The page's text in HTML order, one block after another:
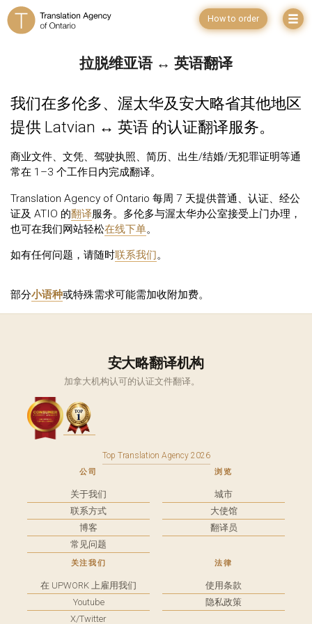
How to order
拉脱维亚语 ↔ 英语翻译
我们在多伦多、渥太华及安大略省其他地区
提供 Latvian ↔ 英语 的认证翻译服务。
商业文件、文凭、驾驶执照、简历、出生/结婚/无犯罪证明等通
常在 1–3 个工作日内完成翻译。
Translation Agency of Ontario 每周 7 天提供普通、认证、经公
证及 ATIO 的翻译服务。多伦多与渥太华办公室接受上门办理，
也可在我们网站轻松在线下单。
如有任何问题，请随时联系我们。
部分小语种或特殊需求可能需加收附加费。
安大略翻译机构
加拿大机构认可的认证文件翻译。
Top Translation Agency 2026
公司
关于我们
联系方式
博客
常见问题
浏览
城市
大使馆
翻译员
关注我们
在 UPWORK 上雇用我们
Youtube
X/Twitter
法律
使用条款
隐私政策